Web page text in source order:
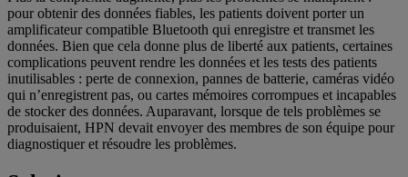
pour obtenir des données fiables, les patients doivent porter un
amplificateur compatible Bluetooth qui enregistre et transmet les
données. Bien que cela donne plus de liberté aux patients, certaines
complications peuvent rendre les données et les tests des patients
inutilisables : perte de connexion, pannes de batterie, caméras vidéo
qui n’enregistrent pas, ou cartes mémoires corrompues et incapables
de stocker des données. Auparavant, lorsque de tels problèmes se
produisaient, HPN devait envoyer des membres de son équipe pour
diagnostiquer et résoudre les problèmes.